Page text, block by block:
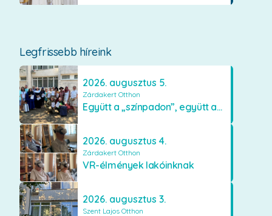
Legfrissebb híreink
2026. augusztus 5.
Zárdakert Otthon
Együtt a „színpadon”, együtt az élményekért 🎭✨
2026. augusztus 4.
Zárdakert Otthon
VR-élmények lakóinknak
2026. augusztus 3.
Szent Lajos Otthon